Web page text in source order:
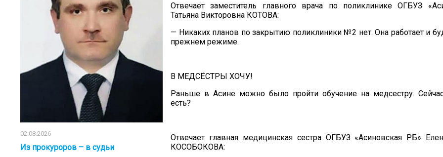
02.08.2026
Из прокуроров – в судьи
Отвечает заместитель главного врача по поликлинике ОГБУЗ
Татьяна Викторовна КОТОВА:
— Никаких планов по закрытию поликлиники №2 нет. Она работает и
прежнем режиме.
В МЕДСЁСТРЫ ХОЧУ!
Раньше в Асине можно было пройти обучение на медсестру.
есть?
Отвечает главная медицинская сестра ОГБУЗ «Асиновская РБ»
КОСОБОКОВА: